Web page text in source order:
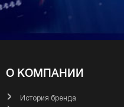
О КОМПАНИИ
История бренда